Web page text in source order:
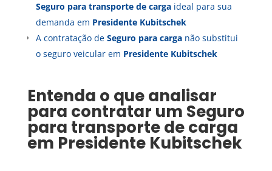
Seguro para transporte de cargaideal para sua
demanda em Presidente Kubitschek
A contratação de Seguro para carganão substitui
o seguro veicular em Presidente Kubitschek
Entenda o que analisar
para contratar um Seguro
para transporte de carga
em Presidente Kubitschek